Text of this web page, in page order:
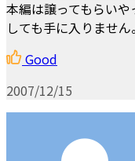
本編は譲ってもらい
しても手に入りませ
Good
2007/12/15